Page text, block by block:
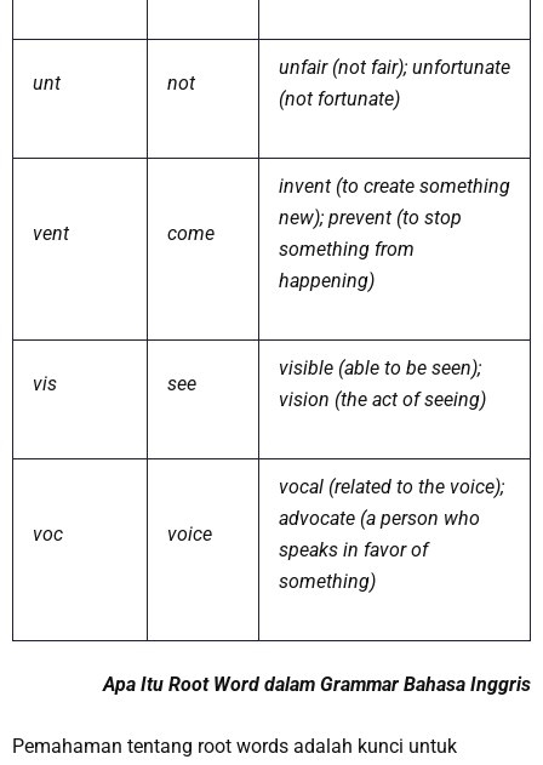
unt not
unfair (not fair); unfortunate
(not fortunate)
vent come
invent (to create something
new); prevent (to stop
something from
happening)
vis see
visible (able to be seen);
vision (the act of seeing)
voc voice
vocal (related to the voice);
advocate (a person who
speaks in favor of
something)
Apa Itu Root Word dalam Grammar Bahasa Inggris
Pemahaman tentang root words adalah kunci untuk